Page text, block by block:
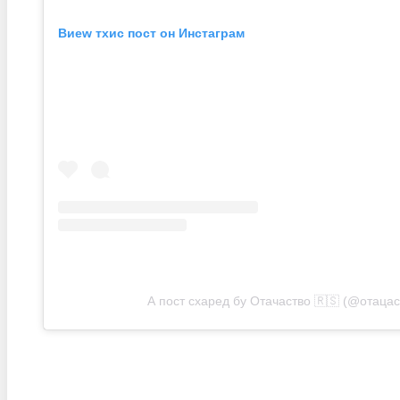
Виеw тхис пост он Инстаграм
А пост схаред бy Отачаство 🇷🇸